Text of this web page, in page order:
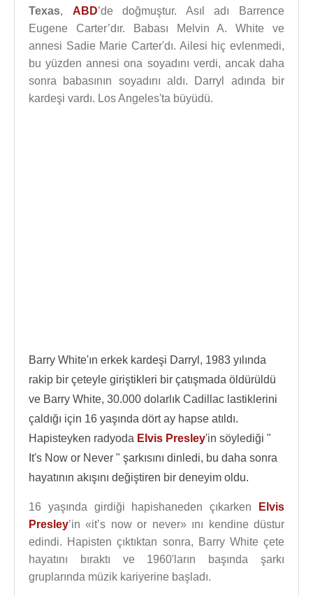
Texas, ABD’de doğmuştur. Asıl adı Barrence
Eugene Carter’dır. Babası Melvin A. White ve
annesi Sadie Marie Carter'dı. Ailesi hiç evlenmedi,
bu yüzden annesi ona soyadını verdi, ancak daha
sonra babasının soyadını aldı. Darryl adında bir
kardeşi vardı. Los Angeles'ta büyüdü.
Barry White'ın erkek kardeşi Darryl, 1983 yılında
rakip bir çeteyle giriştikleri bir çatışmada öldürüldü
ve Barry White, 30.000 dolarlık Cadillac lastiklerini
çaldığı için 16 yaşında dört ay hapse atıldı.
Hapisteyken radyoda Elvis Presley'in söylediği "
It's Now or Never " şarkısını dinledi, bu daha sonra
hayatının akışını değiştiren bir deneyim oldu.
16 yaşında girdiği hapishaneden çıkarken
Elvis
Presley’in «it’s now or never» ını kendine düstur
edindi. Hapisten çıktıktan sonra, Barry White çete
hayatını bıraktı ve 1960'ların başında şarkı
gruplarında müzik kariyerine başladı.